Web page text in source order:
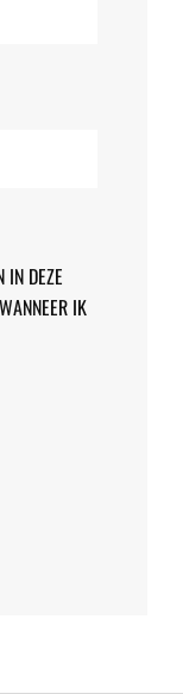
IN DEZE
IK